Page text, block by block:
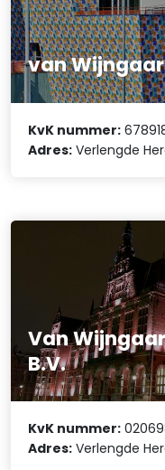
van
KvK nummer:
Adres: Verlengde
Van
B.V.
KvK nummer:
Adres: Verlengde